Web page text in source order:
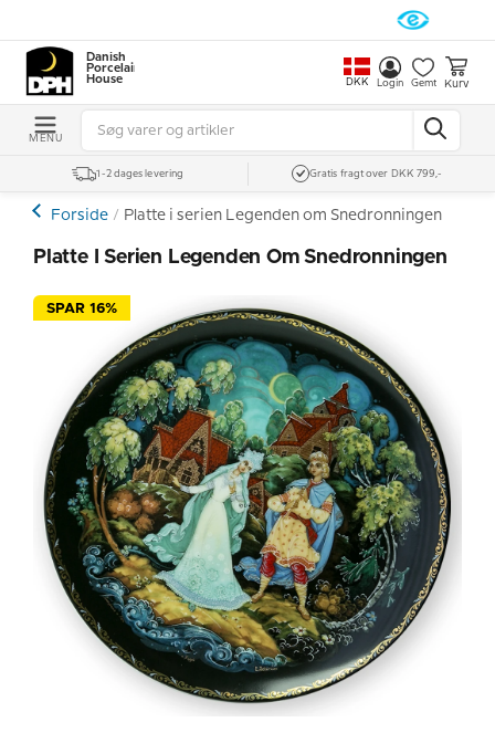
Danish
Porcelain
House
DKK Login Gemt Kurv
MENU
1-2 dages levering Gratis fragt over DKK 799,-
Forside Platte i serien Legenden om Snedronningen
Platte I Serien Legenden Om Snedronningen
SPAR 16%